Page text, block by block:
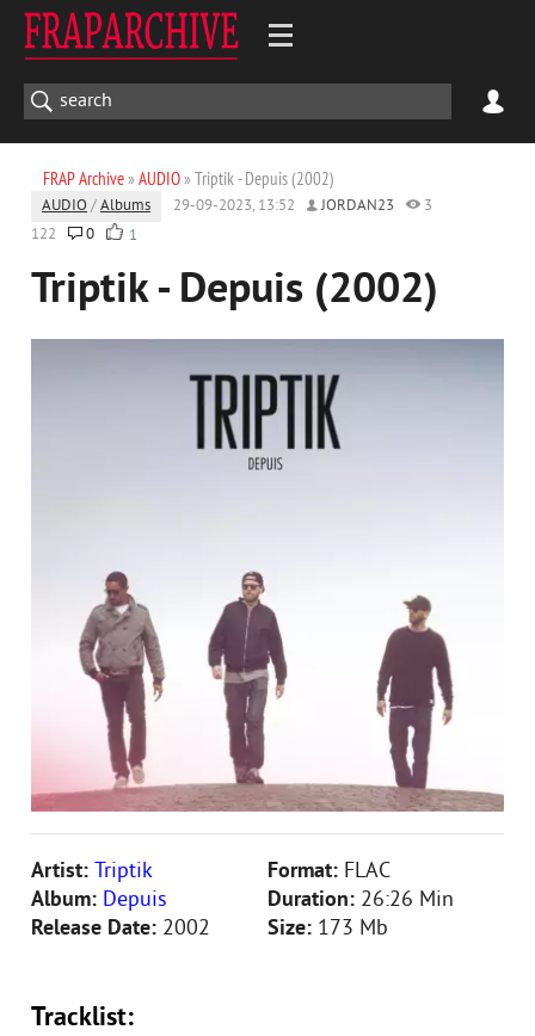
FRAP Archive» AUDIO» Triptik - Depuis (2002)
AUDIO /Albums 29-09-2023, 13:52 JORDAN23
3
122
0 1
Triptik - Depuis (2002)
Artist: Triptik
Album: Depuis
Release Date: 2002
Format: FLAC
Duration: 26:26 Min
Size: 173 Mb
Tracklist: